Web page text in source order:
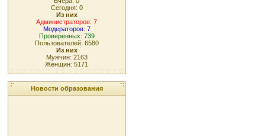
Сегодня: 0
Из них
Администраторов: 7
Модераторов: 7
Проверенных: 739
Пользователей: 6580
Из них
Мужчин: 2163
Женщин: 5171
Новости образования